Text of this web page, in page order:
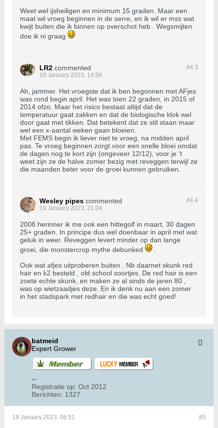
Weet wel ijsheiligen en minimum 15 graden. Maar een
maat wil vroeg beginnen in de serre, en ik wil er mss wat
kwijt buiten die ik binnen op overschot heb . Wegsmijten
doe ik ni graag
#4.3
LR2 commented
19 January 2023, 14:56
Ah, jammer. Het vroegste dat ik ben begonnen met AFjes
was rond begin april. Het was toen 22 graden, in 2015 of
2014 ofzo. Maar het risico bestaat altijd dat de
temperatuur gaat zakken en dat de biologische klok wel
door gaat met tikken. Dat betekent dat ze stil staan maar
wel een x-aantal weken gaan bloeien.
Met FEMS begin ik liever niet te vroeg, na midden april
pas. Te vroeg beginnen zorgt voor een snelle bloei omdat
de dagen nog te kort zijn (ongeveer 12/12), voor je 't
weet zijn ze de halve zomer bezig met reveggen terwijl ze
die maanden beter voor de groei kunnen gebruiken.
#4.4
Wesley pipes commented
19 January 2023, 21:04
2008 herinner ik me ook een hittegolf in maart, 30 dagen
25+ graden. In principe dus wel doenbaar in april met wat
geluk in weer. Reveggen levert minder op dan lange
groei, die monstercrop mythe debunked
Ook wat afjes uitproberen buiten . Nb daarnet skunk red
hair en k2 besteld , old school soortjes. De red hair is een
zoete echte skunk, en maken ze al sinds de jaren 80 ,
was op wietzaadjes deze. En ik denk nu aan een zomer
in het stadspark met redhair en die was echt goed!
batmeid
Expert Grower
Registratie op: Oct 2012
Berichten: 1327
#5
19 January 2023, 08:51